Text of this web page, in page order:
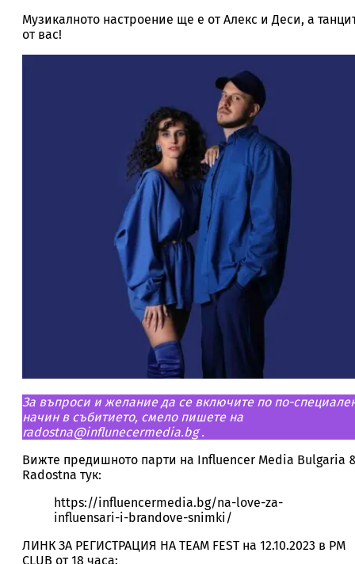
Музикалното настроение ще е от Алекс и Деси, а
от вас!
За въпроси и желание да се включите по по-
начин в събитието, смело пишете на
radostna@influnecermedia.bg .
Вижте предишното парти на Influencer Media Bulgaria
Radostna тук:
https://influencermedia.bg/na-love-za-
influensari-i-brandove-snimki/
ЛИНК ЗА РЕГИСТРАЦИЯ НА TEAM FEST на 12.10.2023 в PM
CLUB от 18 часа: